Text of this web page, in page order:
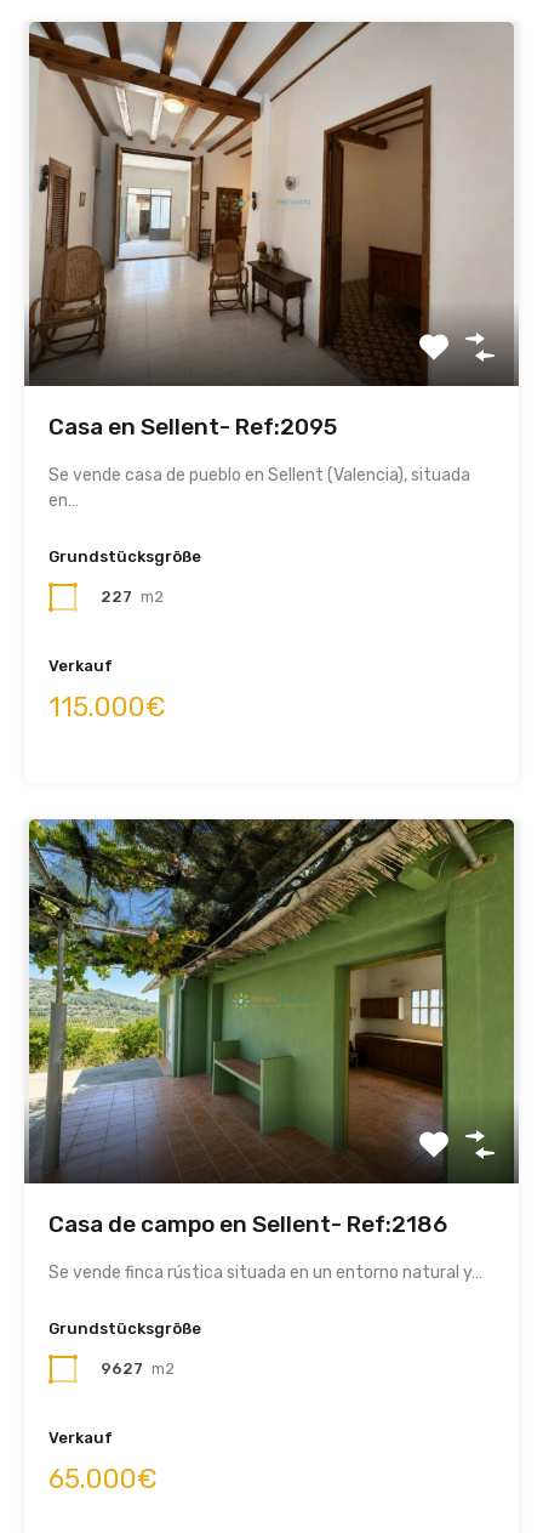
Casa en Sellent- Ref:2095
Se vende casa de pueblo en Sellent (Valencia), situada
en…
Grundstücksgröße
227 m2
Verkauf
115.000€
Casa de campo en Sellent- Ref:2186
Se vende finca rústica situada en un entorno natural y…
Grundstücksgröße
9627 m2
Verkauf
65.000€